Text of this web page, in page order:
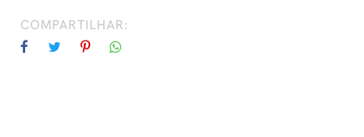
COMPARTILHAR: